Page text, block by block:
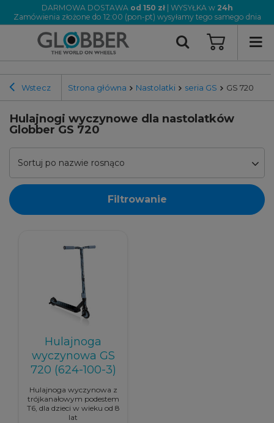
DARMOWA DOSTAWA od 150 zł| WYSYŁKA w 24h
Zamówienia złożone do 12:00 (pon-pt) wysyłamy tego samego dnia
Wstecz Strona główna Nastolatki seria GS GS 720
Hulajnogi wyczynowe dla nastolatków
Globber GS 720
Sortuj po nazwie rosnąco
Filtrowanie
Hulajnoga
wyczynowa GS
720 (624-100-3)
Hulajnoga wyczynowa z
trójkanałowym podestem
T6, dla dzieci w wieku od 8
lat